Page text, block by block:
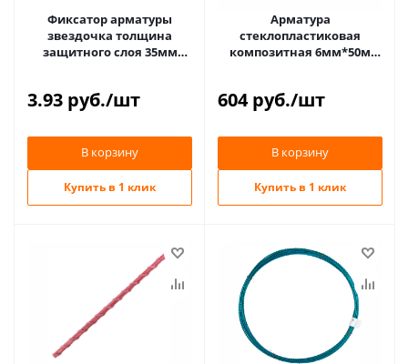
Фиксатор арматуры
звездочка толщина
защитного слоя 35мм
3.93 руб./шт
В корзину
Купить в 1 клик
Арматура
стеклопластиковая
композитная 6мм*50м
604руб./шт
В корзину
Купить в 1 клик